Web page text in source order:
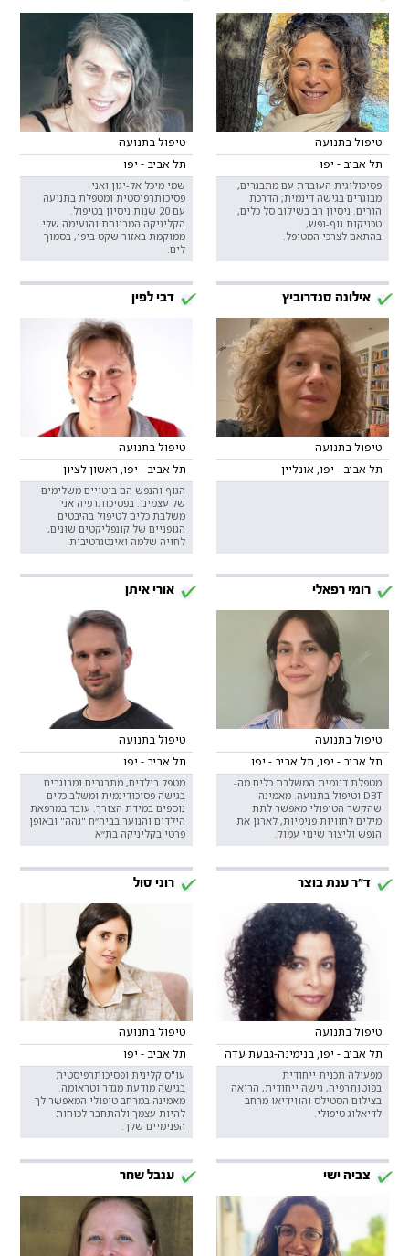
טיפול בתנועה
תל אביב - יפו
פסיכולוגית העובדת עם מתבגרים,
מבוגרים בגישה דינמית; הדרכת
הורים. ניסיון רב בשילוב סל כלים,
טכניקות גוף-נפש,
בהתאם לצרכי המטופל.
טיפול בתנועה
תל אביב - יפו
שמי מיכל אל-יגון ואני
פסיכותרפיסטית ומטפלת בתנועה
עם 20 שנות ניסיון בטיפול.
הקליניקה המרווחת והנעימה שלי
ממוקמת באזור שקט ביפו, בסמוך
לים.
אילונה סנדרוביץ
טיפול בתנועה
תל אביב - יפו, אונליין
דבי לפין
טיפול בתנועה
תל אביב - יפו, ראשון לציון
הגוף והנפש הם ביטויים משלימים
של עצמינו. בפסיכותרפיה אני
משלבת כלים לטיפול בהיבטים
הגופניים של קונפליקטים שונים,
לחויה שלמה ואינטגרטיבית.
רומי רפאלי
טיפול בתנועה
תל אביב - יפו, תל אביב - יפו
מטפלת דינמית המשלבת כלים מה-
DBT וטיפול בתנועה. מאמינה
שהקשר הטיפולי מאפשר לתת
מילים לחוויות פנימיות, לארגן את
הנפש וליצור שינוי עמוק.
אורי איתן
טיפול בתנועה
תל אביב - יפו
מטפל בילדים, מתבגרים ומבוגרים
בגישה פסיכודינמית ומשלב כלים
נוספים במידת הצורך. עובד במרפאת
הילדים והנוער בביה״ח "גהה" ובאופן
פרטי בקליניקה בת״א
ד"ר ענת בוצר
טיפול בתנועה
תל אביב - יפו, בנימינה-גבעת עדה
מפעילה תכנית ייחודית
בפוטותרפיה, גישה ייחודית, הרואה
בצילום הסטילס והווידיאו מרחב
לדיאלוג טיפולי.
רוני סול
טיפול בתנועה
תל אביב - יפו
עו"ס קלינית ופסיכותרפיסטית
בגישה מודעת מגדר וטראומה.
מאמינה במרחב טיפולי המאפשר לך
להיות עצמך ולהתחבר לכוחות
הפנימיים שלך.
צביה ישי ענבל שחר